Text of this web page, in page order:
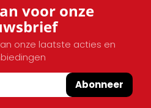
voor onze
onze laatste acties en
Abonneer